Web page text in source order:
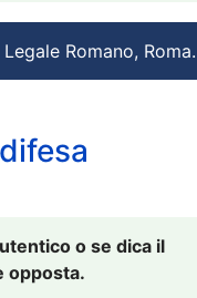
Romano, Roma.
o se dica il
opposta.